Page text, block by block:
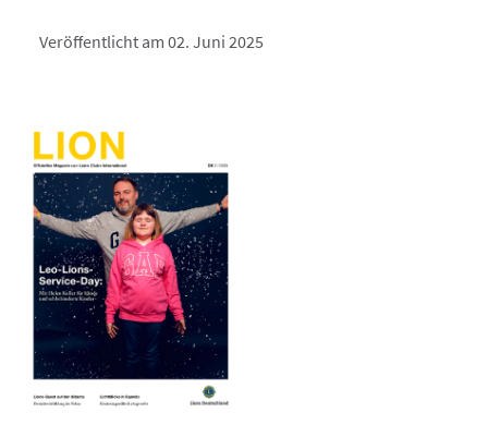
Veröffentlicht am 02. Juni 2025